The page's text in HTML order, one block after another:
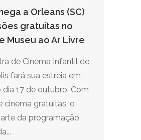
a Orleans (SC)
gratuitas no
Museu ao Ar Livre
de Cinema Infantil de
fará sua estreia em
dia 17 de outubro. Com
cinema gratuitas, o
da programação